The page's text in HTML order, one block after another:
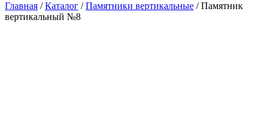
Главная /Каталог /Памятники вертикальные /Памятник
вертикальный №8